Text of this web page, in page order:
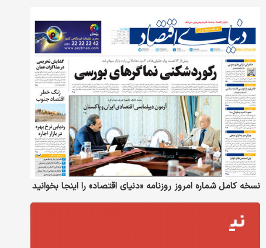
نسخه کامل شماره امروز روزنامه «دنیای‌ اقتصاد» را اینجا بخوانید